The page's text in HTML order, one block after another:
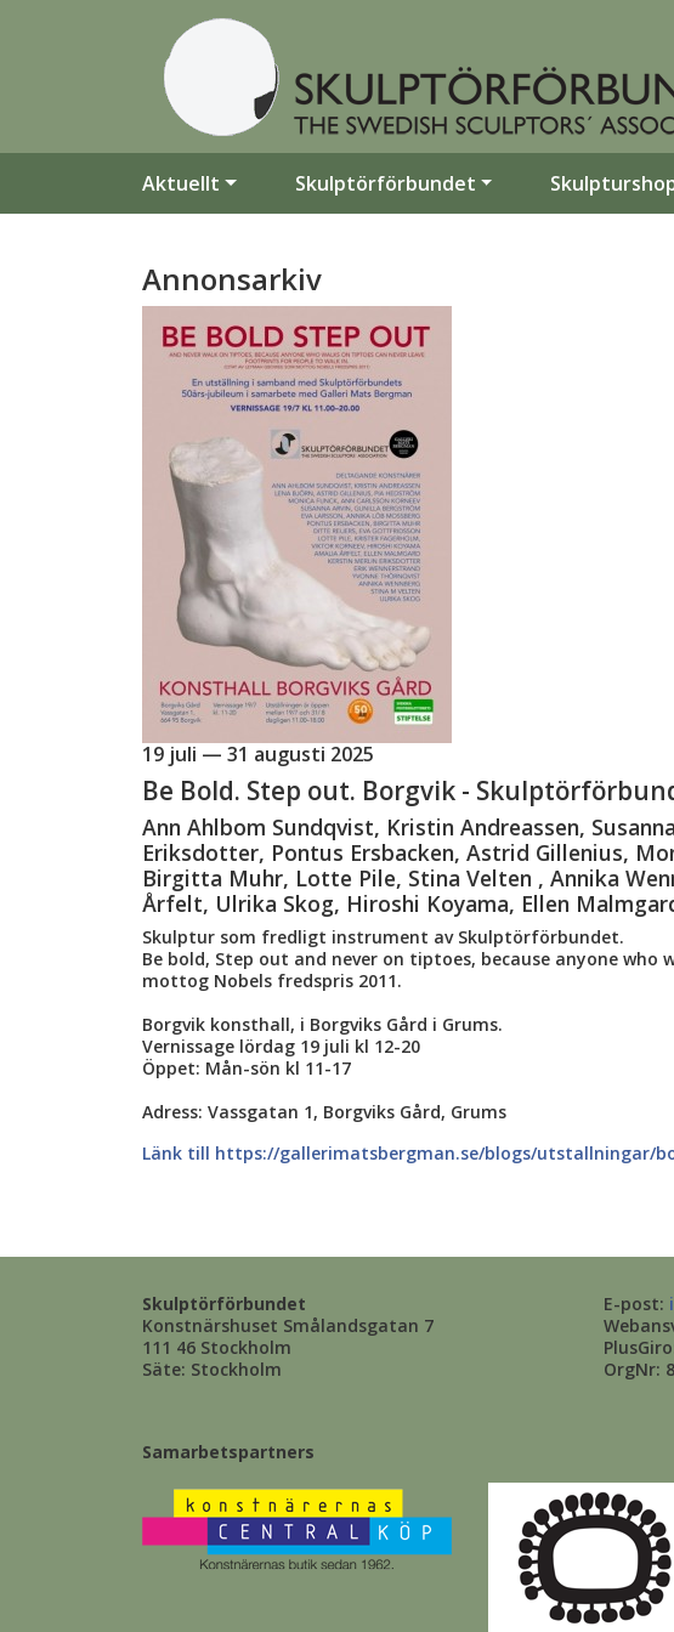
Aktuellt Skulptörförbundet
Annonsarkiv
19 juli — 31 augusti 2025
Be Bold. Step out. Borgvik -
Ann Ahlbom Sundqvist, Kristin Andreassen,
Eriksdotter, Pontus Ersbacken, Astrid Gillenius,
Birgitta Muhr, Lotte Pile, Stina Velten , Annika
Årfelt, Ulrika Skog, Hiroshi Koyama, Ellen
Skulptur som fredligt instrument av Skulptörförbundet.
Be bold, Step out and never on tiptoes, because anyone
mottog Nobels fredspris 2011.
Borgvik konsthall, i Borgviks Gård i Grums.
Vernissage lördag 19 juli kl 12-20
Öppet: Mån-sön kl 11-17
Adress: Vassgatan 1, Borgviks Gård, Grums
Länk till https://gallerimatsbergman.se/blogs/utstallningar/
Skulptörförbundet
Konstnärshuset Smålandsgatan 7
111 46 Stockholm
Säte: Stockholm
E-post:
OrgNr:
Samarbetspartners